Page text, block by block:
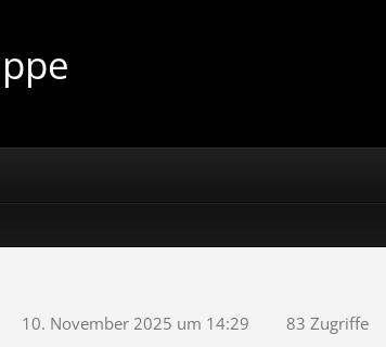
10. November 2025 um 14:29 83 Zugriffe